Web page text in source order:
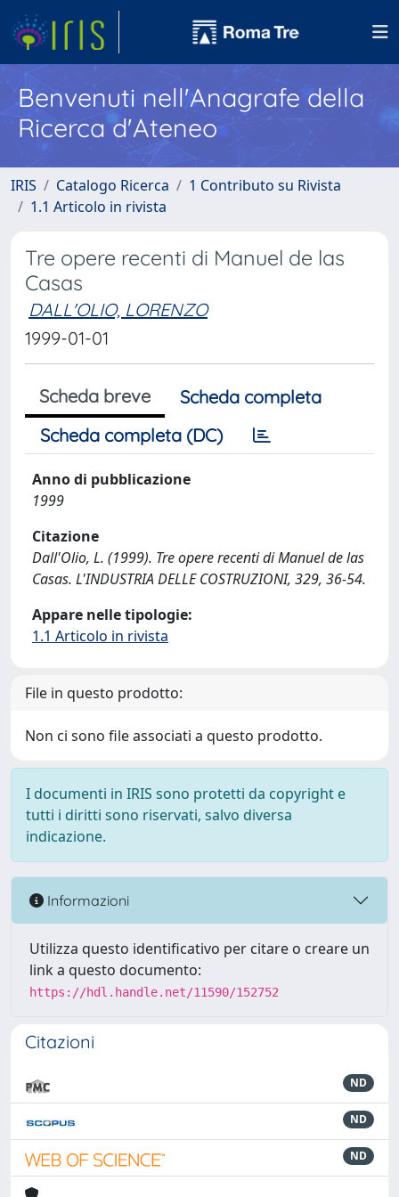
Benvenuti nell'Anagrafe della
Ricerca d'Ateneo
IRIS Catalogo Ricerca
1 Contributo su Rivista
1.1 Articolo in rivista
Tre opere recenti di Manuel de las
Casas
DALL'OLIO, LORENZO
1999-01-01
Scheda breve
Scheda completa
Scheda completa (DC)
Anno di pubblicazione
1999
Citazione
Dall'Olio, L. (1999). Tre opere recenti di Manuel de las
Casas. L'INDUSTRIA DELLE COSTRUZIONI, 329, 36-54.
Appare nelle tipologie:
1.1 Articolo in rivista
File in questo prodotto:
Non ci sono file associati a questo prodotto.
I documenti in IRIS sono protetti da copyright e
tutti i diritti sono riservati, salvo diversa
indicazione.
Informazioni
Utilizza questo identificativo per citare o creare un
link a questo documento:
https://hdl.handle.net/11590/152752
Citazioni
ND
ND
ND